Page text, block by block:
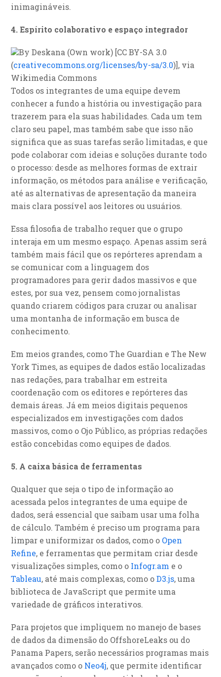
inimagináveis.
4. Espírito colaborativo e espaço integrador
By Deskana (Own work) [CC BY-SA 3.0
(creativecommons.org/licenses/by-sa/3.0)], via
Wikimedia Commons
Todos os integrantes de uma equipe devem
conhecer a fundo a história ou investigação para
trazerem para ela suas habilidades. Cada um tem
claro seu papel, mas também sabe que isso não
significa que as suas tarefas serão limitadas, e que
pode colaborar com ideias e soluções durante todo
o processo: desde as melhores formas de extrair
informação, os métodos para análise e verificação,
até as alternativas de apresentação da maneira
mais clara possível aos leitores ou usuários.
Essa filosofia de trabalho requer que o grupo
interaja em um mesmo espaço. Apenas assim será
também mais fácil que os repórteres aprendam a
se comunicar com a linguagem dos
programadores para gerir dados massivos e que
estes, por sua vez, pensem como jornalistas
quando criarem códigos para cruzar ou analisar
uma montanha de informação em busca de
conhecimento.
Em meios grandes, como The Guardian e The New
York Times, as equipes de dados estão localizadas
nas redações, para trabalhar em estreita
coordenação com os editores e repórteres das
demais áreas. Já em meios digitais pequenos
especializados em investigações com dados
massivos, como o Ojo Público, as próprias redações
estão concebidas como equipes de dados.
5. A caixa básica de ferramentas
Qualquer que seja o tipo de informação ao
acessada pelos integrantes de uma equipe de
dados, será essencial que saibam usar uma folha
de cálculo. Também é preciso um programa para
limpar e uniformizar os dados, como o Open
Refine, e ferramentas que permitam criar desde
visualizações simples, como o Infogr.am e o
Tableau, até mais complexas, como oD3.js, uma
biblioteca de JavaScript que permite uma
variedade de gráficos interativos.
Para projetos que impliquem no manejo de bases
de dados da dimensão do OffshoreLeaks ou do
Panama Papers, serão necessários programas mais
avançados como o Neo4j, que permite identificar